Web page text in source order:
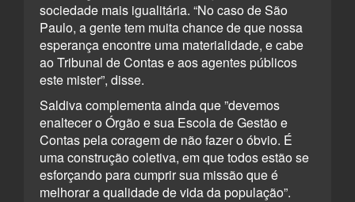
sociedade mais igualitária. “No caso de São
Paulo, a gente tem muita chance de que nossa
esperança encontre uma materialidade, e cabe
ao Tribunal de Contas e aos agentes públicos
este mister”, disse.
Saldiva complementa ainda que ”devemos
enaltecer o Órgão e sua Escola de Gestão e
Contas pela coragem de não fazer o óbvio. É
uma construção coletiva, em que todos estão se
esforçando para cumprir sua missão que é
melhorar a qualidade de vida da população”.